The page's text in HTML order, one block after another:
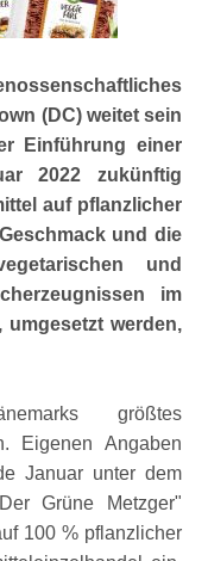
(DC) weitet sein
Einführung einer
2022 zukünftig
auf pflanzlicher
und die
und
im
umgesetzt werden,
größtes
Eigenen Angaben
Januar unter dem
Grüne Metzger
100 % pflanzlicher